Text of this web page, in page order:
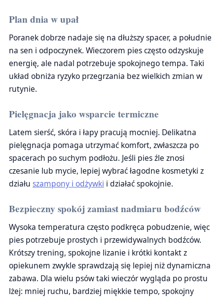
Plan dnia w upał
Poranek dobrze nadaje się na dłuższy spacer, a południe
na sen i odpoczynek. Wieczorem pies często odzyskuje
energię, ale nadal potrzebuje spokojnego tempa. Taki
układ obniża ryzyko przegrzania bez wielkich zmian w
rutynie.
Pielęgnacja jako wsparcie termiczne
Latem sierść, skóra i łapy pracują mocniej. Delikatna
pielęgnacja pomaga utrzymać komfort, zwłaszcza po
spacerach po suchym podłożu. Jeśli pies źle znosi
czesanie lub mycie, lepiej wybrać łagodne kosmetyki z
działu szampony i odżywki i działać spokojnie.
Bezpieczny spokój zamiast nadmiaru bodźców
Wysoka temperatura często podkręca pobudzenie, więc
pies potrzebuje prostych i przewidywalnych bodźców.
Krótszy trening, spokojne lizanie i krótki kontakt z
opiekunem zwykle sprawdzają się lepiej niż dynamiczna
zabawa. Dla wielu psów taki wieczór wygląda po prostu
lżej: mniej ruchu, bardziej miękkie tempo, spokojny